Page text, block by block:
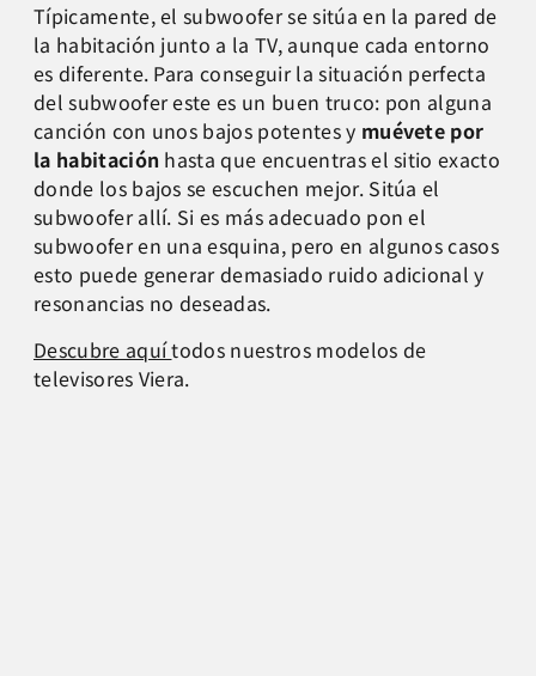
Típicamente, el subwoofer se sitúa en la pared de
la habitación junto a la TV, aunque cada entorno
es diferente. Para conseguir la situación perfecta
del subwoofer este es un buen truco: pon alguna
canción con unos bajos potentes y muévete por
la habitación hasta que encuentras el sitio exacto
donde los bajos se escuchen mejor. Sitúa el
subwoofer allí. Si es más adecuado pon el
subwoofer en una esquina, pero en algunos casos
esto puede generar demasiado ruido adicional y
resonancias no deseadas.
Descubre aquítodos nuestros modelos de
televisores Viera.